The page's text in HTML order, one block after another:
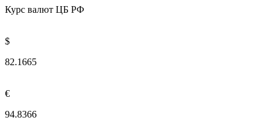
Курс валют ЦБ РФ
$
82.1665
€
94.8366